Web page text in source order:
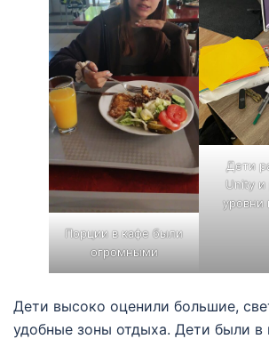
Порции в кафе были
огромными
Дети
Unity и
уровни
Дети высоко оценили большие,
удобные зоны отдыха. Дети были в